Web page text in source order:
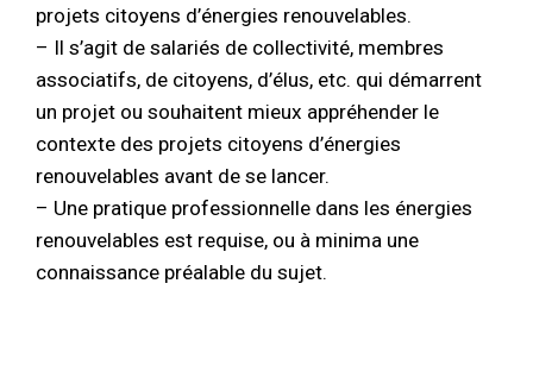
projets citoyens d’énergies renouvelables.
– Il s’agit de salariés de collectivité, membres
associatifs, de citoyens, d’élus, etc. qui démarrent
un projet ou souhaitent mieux appréhender le
contexte des projets citoyens d’énergies
renouvelables avant de se lancer.
– Une pratique professionnelle dans les énergies
renouvelables est requise, ou à minima une
connaissance préalable du sujet.